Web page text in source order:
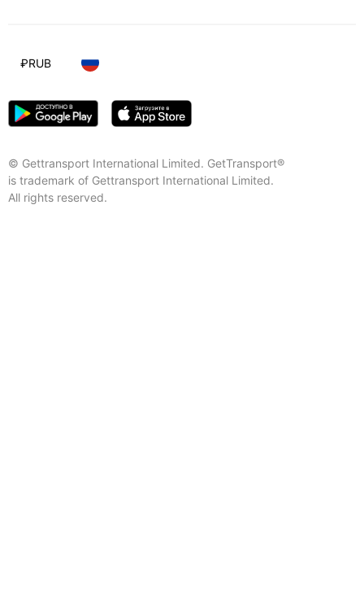
© Gettransport International Limited. GetTransport®
is trademark of Gettransport International Limited.
All rights reserved.
₽RUB